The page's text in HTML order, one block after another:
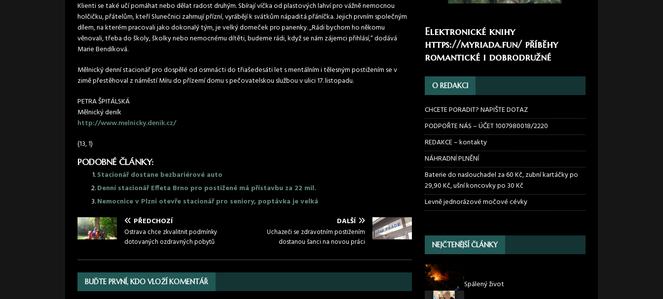
Klienti se také učí pomáhat nebo dělat radost druhým. Sbírají víčka od plastových lahví pro vážně nemocnou
holčičku, přátelům, kteří Slunečnici zahrnují přízní, vyrábějí k svátkům nápaditá přáníčka. Jejich prvním společným
dílem, na kterém pracovali jako dokonalý tým, je velký domeček pro panenky. „Rádi bychom ho někomu
věnovali, třeba do školy, školky nebo nemocnému dítěti, budeme rádi, když se nám zájemci přihlásí,“ dodává
Marie Bendíková.
Mělnický denní stacionář pro dospělé od osmnácti do třiašedesáti let s mentálním i tělesným postižením se v
zimě přestěhoval z náměstí Míru do přízemí domu s pečovatelskou službou v ulici 17. listopadu.
PETRA ŠPITÁLSKÁ
Mělnický deník
http://www.melnicky.denik.cz/
(13, 1)
PODOBNÉ ČLÁNKY:
Stacionář dostane bezbariérové auto
Denní stacionář Effeta Brno pro postižené má přístavbu za 22 mil.
Nemocnice v Plzni otevře stacionář pro seniory, poptávka je velká
PŘEDCHOZÍ
Ostrava chce zkvalitnit podmínky
dotovaných ozdravných pobytů
DALŠÍ
Uchazeči se zdravotním postižením
dostanou šanci na novou práci
BUĎTE PRVNÍ, KDO VLOŽÍ KOMENTÁŘ
Elektronické knihy
https://myriada.fun/příběhy
romantické i dobrodružné
O REDAKCI
CHCETE PORADIT? NAPIŠTE DOTAZ
PODPOŘTE NÁS – ÚČET 1007980018/2220
REDAKCE – kontakty
NÁHRADNÍ PLNĚNÍ
Baterie do naslouchadel za 60 Kč, zubní kartáčky po
29,90 Kč, ušní koncovky po 30 Kč
Levně jednorázové močové cévky
NEJČTENĚJŠÍ ČLÁNKY
Spálený život